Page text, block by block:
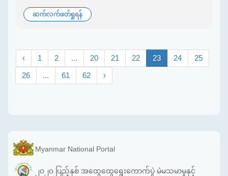
ဆက်လက်ဖတ်ရှုရန်
‹ 1 2 ... 20 21 22 23 24 25
26 ... 61 62 ›
Myanmar National Portal
၂၀၂၀ ပြည့်နှစ် အထွေထွေရွေးကောက်ပွဲ မဲမသမာမှုနှင့်